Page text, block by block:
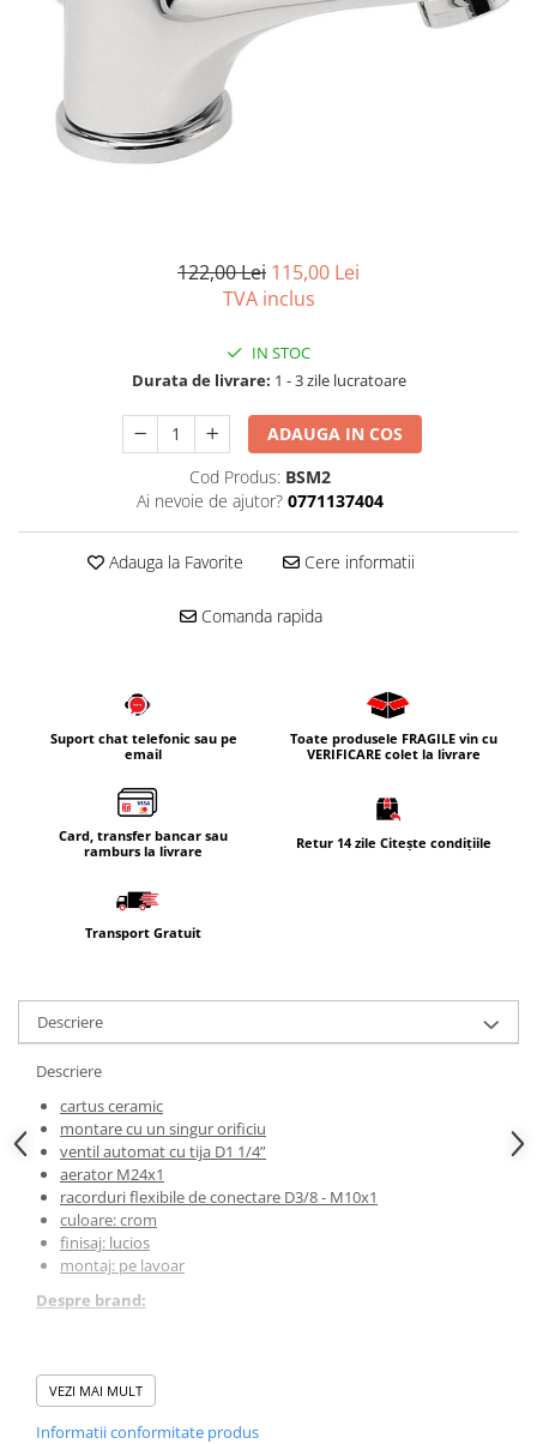
Bideuri suspendate
Bideuri statative
Piedestale
Usi pliabile
Pereti ficsi
122,00 Lei 115,00 Lei
TVA inclus
IN STOC
Durata de livrare: 1 - 3 zile lucratoare
ADAUGA IN COS
Cod Produs: BSM2
Ai nevoie de ajutor? 0771137404
Adauga la Favorite Cere informatii
Comanda rapida
Suport chat telefonic sau pe
email
Toate produsele FRAGILE vin cu
VERIFICARE colet la livrare
Card, transfer bancar sau
ramburs la livrare
Retur 14 zile Citește condițiile
Transport Gratuit
Descriere
Descriere
cartus ceramic
montare cu un singur orificiu
ventil automat cu tija D1 1/4”
aerator M24x1
racorduri flexibile de conectare D3/8 - M10x1
culoare: crom
finisaj: lucios
montaj: pe lavoar
Despre brand:
amenajarea bailor specializati pe obiecte sanitare, baterii, dusuri,
accesorii, instalatii si sifoane.
VEZI MAI MULT
Informatii conformitate produs